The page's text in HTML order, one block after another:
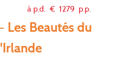
à p.d. € 1279 p.p.
Les Beautés du